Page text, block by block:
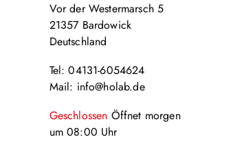
Vor der Westermarsch 5
21357 Bardowick
Deutschland
Tel: 04131-6054624
Mail: info@holab.de
Geschlossen Öffnet morgen
um08:00 Uhr